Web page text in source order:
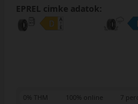
EPREL cimke adatok:
0% THM 100% online 7 perc